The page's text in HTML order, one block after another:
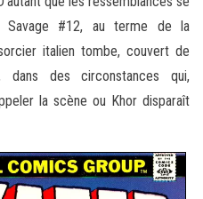
Savage #12, au terme de la
italien tombe, couvert de
dans des circonstances qui,
la scène ou Khor disparaît